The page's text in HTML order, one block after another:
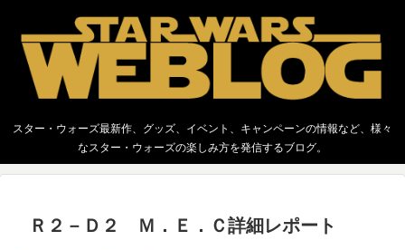
スター・ウォーズ最新作、グッズ、イベント、キャンペーンの情報など、様々
なスター・ウォーズの楽しみ方を発信するブログ。
Ｒ２－Ｄ２ Ｍ．Ｅ．Ｃ詳細レポート